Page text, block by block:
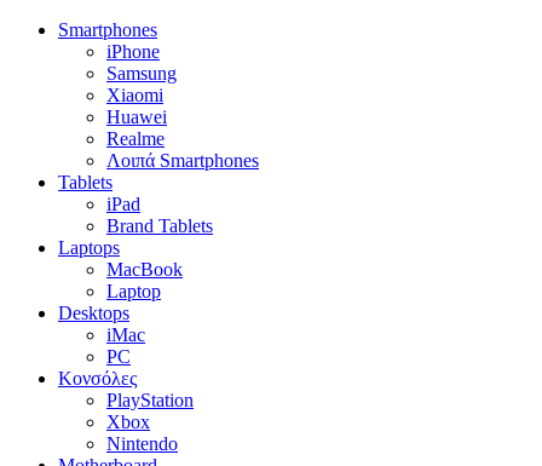
Smartphones
iPhone
Samsung
Xiaomi
Huawei
Realme
Λοιπά Smartphones
Tablets
iPad
Brand Tablets
Laptops
MacBook
Laptop
Desktops
iMac
PC
Κονσόλες
PlayStation
Xbox
Nintendo